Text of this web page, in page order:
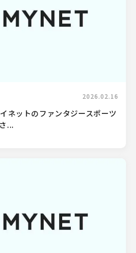
2026.02.16
イネットのファンタジースポーツ
...